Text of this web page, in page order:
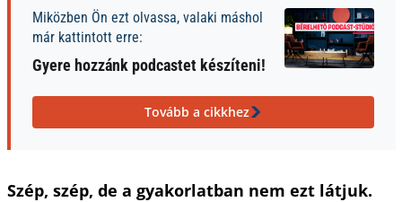
Miközben Ön ezt olvassa, valaki máshol
már kattintott erre:
Gyere hozzánk podcastet készíteni!
Tovább a cikkhez
Szép, szép, de a gyakorlatban nem ezt látjuk.